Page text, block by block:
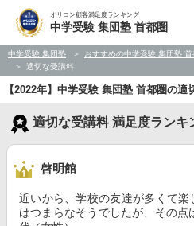
オリコン顧客満足度ランキング
中学受験 集団塾 首都圏
中学受験 集団塾 おすすめの中学受験 集団塾
適切な受講料
【2022年】中学受験 集団塾 首都圏の
適切な受講料 満足度ランキ
啓明館
近いから、学校の友達が多くて
はつまらなそうでしたが、その